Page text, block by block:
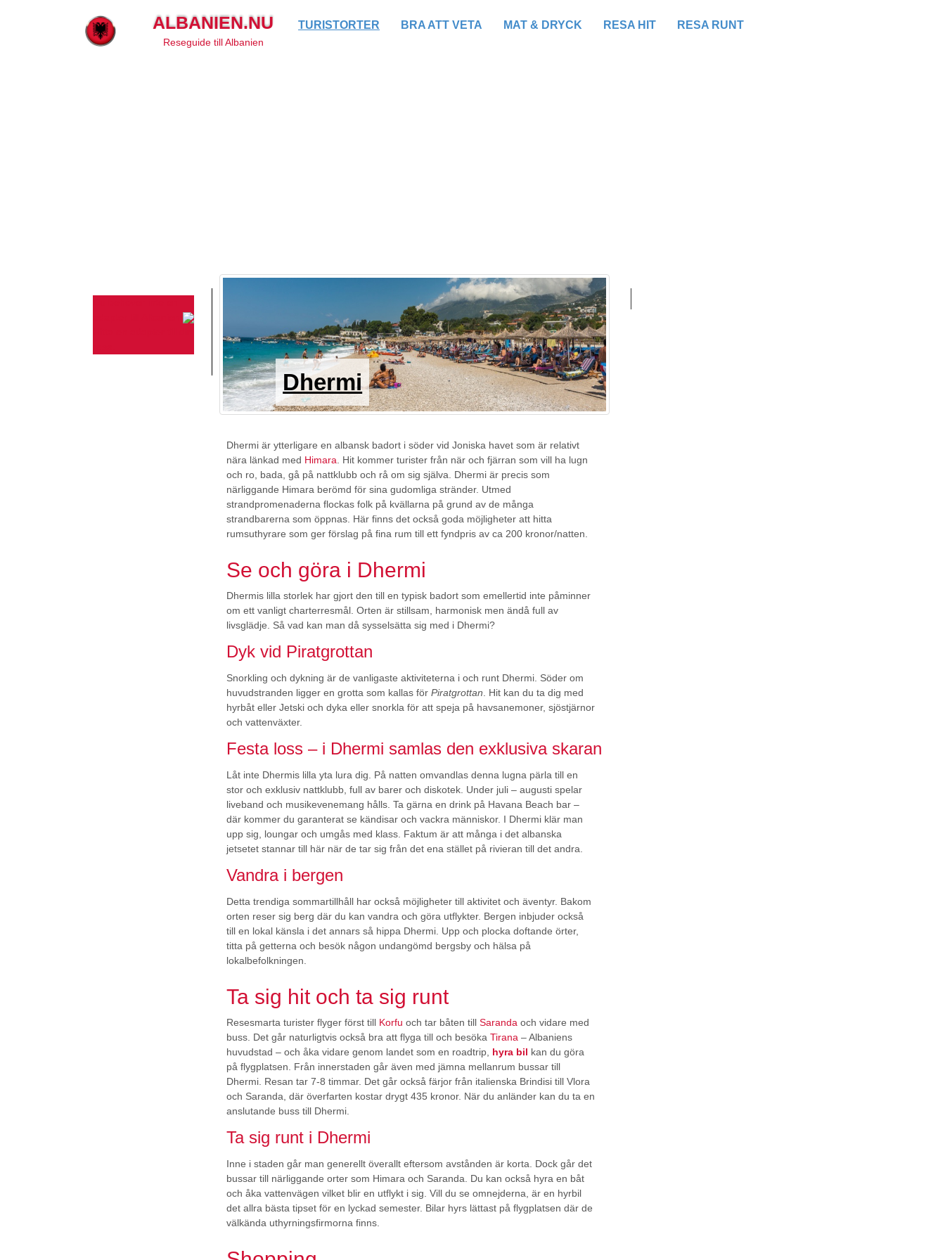
ALBANIEN.NU
Reseguide till Albanien
TURISTORTER BRA ATT VETA MAT & DRYCK RESA HIT RESA RUNT
Dhermi
Dhermi är ytterligare en albansk badort i söder vid Joniska havet som är relativt
nära länkad med Himara . Hit kommer turister från när och fjärran som vill ha lugn
och ro, bada, gå på nattklubb och rå om sig själva. Dhermi är precis som
närliggande Himara berömd för sina gudomliga stränder. Utmed
strandpromenaderna flockas folk på kvällarna på grund av de många
strandbarerna som öppnas. Här finns det också goda möjligheter att hitta
rumsuthyrare som ger förslag på fina rum till ett fyndpris av ca 200 kronor/natten.
Se och göra i Dhermi
Dhermis lilla storlek har gjort den till en typisk badort som emellertid inte påminner
om ett vanligt charterresmål. Orten är stillsam, harmonisk men ändå full av
livsglädje. Så vad kan man då sysselsätta sig med i Dhermi?
Dyk vid Piratgrottan
Snorkling och dykning är de vanligaste aktiviteterna i och runt Dhermi. Söder om
huvudstranden ligger en grotta som kallas förPiratgrottan . Hit kan du ta dig med
hyrbåt eller Jetski och dyka eller snorkla för att speja på havsanemoner, sjöstjärnor
och vattenväxter.
Festa loss – i Dhermi samlas den exklusiva skaran
Låt inte Dhermis lilla yta lura dig. På natten omvandlas denna lugna pärla till en
stor och exklusiv nattklubb, full av barer och diskotek. Under juli – augusti spelar
liveband och musikevenemang hålls. Ta gärna en drink på Havana Beach bar –
där kommer du garanterat se kändisar och vackra människor. I Dhermi klär man
upp sig, loungar och umgås med klass. Faktum är att många i det albanska
jetsetet stannar till här när de tar sig från det ena stället på rivieran till det andra.
Vandra i bergen
Detta trendiga sommartillhåll har också möjligheter till aktivitet och äventyr. Bakom
orten reser sig berg där du kan vandra och göra utflykter. Bergen inbjuder också
till en lokal känsla i det annars så hippa Dhermi. Upp och plocka doftande örter,
titta på getterna och besök någon undangömd bergsby och hälsa på
lokalbefolkningen.
Ta sig hit och ta sig runt
Resesmarta turister flyger först till Korfu och tar båten tillSaranda och vidare med
buss. Det går naturligtvis också bra att flyga till och besökaTirana – Albaniens
huvudstad – och åka vidare genom landet som en roadtrip, hyra bil kan du göra
på flygplatsen. Från innerstaden går även med jämna mellanrum bussar till
Dhermi. Resan tar 7-8 timmar. Det går också färjor från italienska Brindisi till Vlora
och Saranda, där överfarten kostar drygt 435 kronor. När du anländer kan du ta en
anslutande buss till Dhermi.
Ta sig runt i Dhermi
Inne i staden går man generellt överallt eftersom avstånden är korta. Dock går det
bussar till närliggande orter som Himara och Saranda. Du kan också hyra en båt
och åka vattenvägen vilket blir en utflykt i sig. Vill du se omnejderna, är en hyrbil
det allra bästa tipset för en lyckad semester. Bilar hyrs lättast på flygplatsen där de
välkända uthyrningsfirmorna finns.